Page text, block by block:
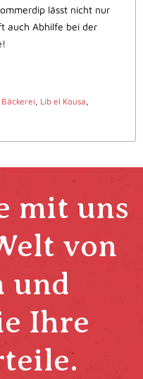
lässt nicht nur
auch Abhilfe bei der
, Lib el Kousa,
mit uns
von
und
Ihre